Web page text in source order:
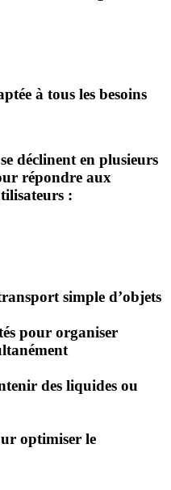
à tous les besoins
se déclinent en plusieurs
répondre aux
:
simple d’objets
pour organiser
des liquides ou
optimiser le